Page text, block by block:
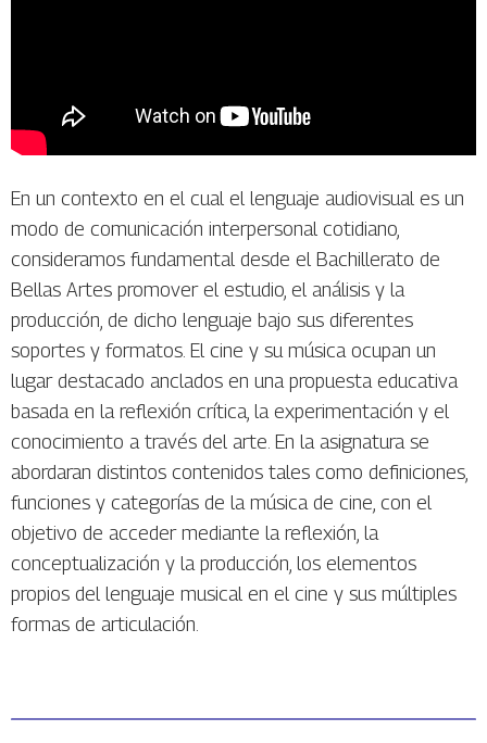
En un contexto en el cual el lenguaje audiovisual es un
modo de comunicación interpersonal cotidiano,
consideramos fundamental desde el Bachillerato de
Bellas Artes promover el estudio, el análisis y la
producción, de dicho lenguaje bajo sus diferentes
soportes y formatos. El cine y su música ocupan un
lugar destacado anclados en una propuesta educativa
basada en la reflexión crítica, la experimentación y el
conocimiento a través del arte. En la asignatura se
abordaran distintos contenidos tales como definiciones,
funciones y categorías de la música de cine, con el
objetivo de acceder mediante la reflexión, la
conceptualización y la producción, los elementos
propios del lenguaje musical en el cine y sus múltiples
formas de articulación.